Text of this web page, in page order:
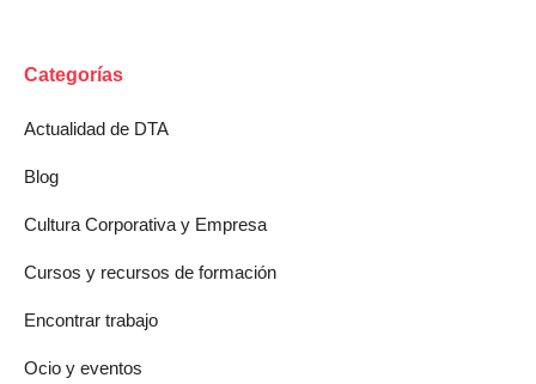
Categorías
Actualidad de DTA
Blog
Cultura Corporativa y Empresa
Cursos y recursos de formación
Encontrar trabajo
Ocio y eventos